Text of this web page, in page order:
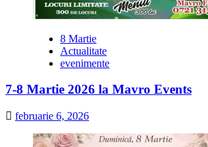
8 Martie
Actualitate
evenimente
7-8 Martie 2026 la Mavro Events
februarie 6, 2026